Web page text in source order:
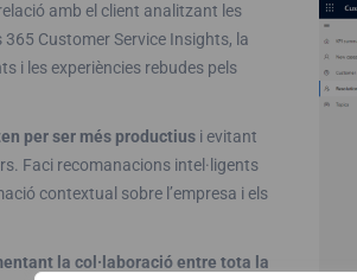
amb el client analitzant les
Customer Service Insights, la
i les experiències rebudes pels
per ser més productius i evitant
Faci recomanacions intel·ligents
contextual sobre l’empresa i els
la col·laboració entre tota la